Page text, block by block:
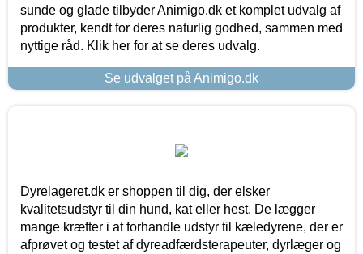
sunde og glade tilbyder Animigo.dk et komplet udvalg af
produkter, kendt for deres naturlig godhed, sammen med
nyttige råd. Klik her for at se deres udvalg.
Se udvalget på Animigo.dk
Dyrelageret.dk er shoppen til dig, der elsker
kvalitetsudstyr til din hund, kat eller hest. De lægger
mange kræfter i at forhandle udstyr til kæledyrene, der er
afprøvet og testet af dyreadfærdsterapeuter, dyrlæger og